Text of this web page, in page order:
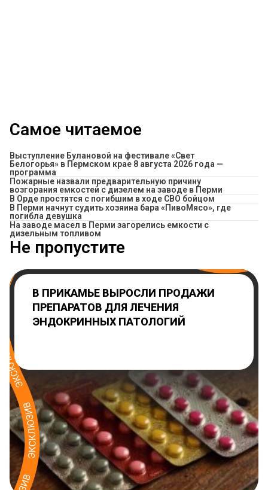
Самое читаемое
Выступление Булановой на фестивале «Свет
Белогорья» в Пермском крае 8 августа 2026 года —
программа
Пожарные назвали предварительную причину
возгорания емкостей с дизелем на заводе в Перми
В Орде простятся с погибшим в ходе СВО бойцом
​В Перми начнут судить хозяина бара «ПивоМясо», где
погибла девушка
На заводе масел в Перми загорелись емкости с
дизельным топливом
Не пропустите
В ПРИКАМЬЕ ВЫРОСЛИ ПРОДАЖИ
ПРЕПАРАТОВ ДЛЯ ЛЕЧЕНИЯ
ЭНДОКРИННЫХ ПАТОЛОГИЙ